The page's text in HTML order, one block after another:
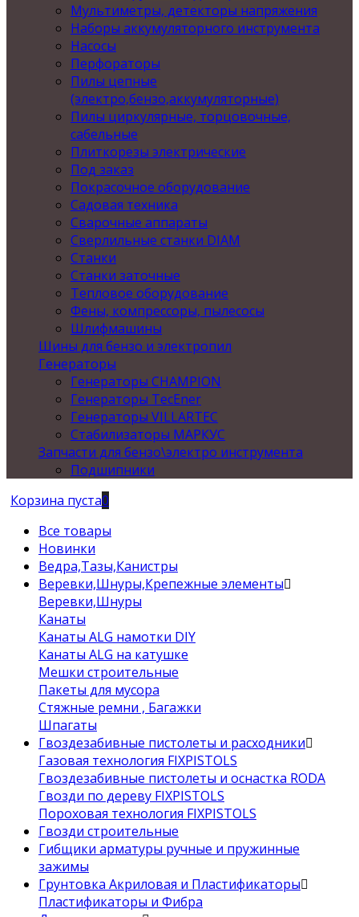
Мультиметры, детекторы напряжения
Наборы аккумуляторного инструмента
Насосы
Перфораторы
Пилы цепные
(электро,бензо,аккумуляторные)
Пилы циркулярные, торцовочные,
сабельные
Плиткорезы электрические
Под заказ
Покрасочное оборудование
Садовая техника
Сварочные аппараты
Сверлильные станки DIAM
Станки
Станки заточные
Тепловое оборудование
Фены, компрессоры, пылесосы
Шлифмашины
Шины для бензо и электропил
Генераторы
Генераторы CHAMPION
Генераторы TecEner
Генераторы VILLARTEC
Стабилизаторы МАРКУС
Запчасти для бензо\электро инструмента
Подшипники
Корзина пуста0
Все товары
Новинки
Ведра,Тазы,Канистры
Веревки,Шнуры,Крепежные элементы
Веревки,Шнуры
Канаты
Канаты ALG намотки DIY
Канаты ALG на катушке
Мешки строительные
Пакеты для мусора
Стяжные ремни , Багажки
Шпагаты
Гвоздезабивные пистолеты и расходники
Газовая технология FIXPISTOLS
Гвоздезабивные пистолеты и оснастка RODA
Гвозди по дереву FIXPISTOLS
Пороховая технология FIXPISTOLS
Гвозди строительные
Гибщики арматуры ручные и пружинные
зажимы
Грунтовка Акриловая и Пластификаторы
Пластификаторы и Фибра